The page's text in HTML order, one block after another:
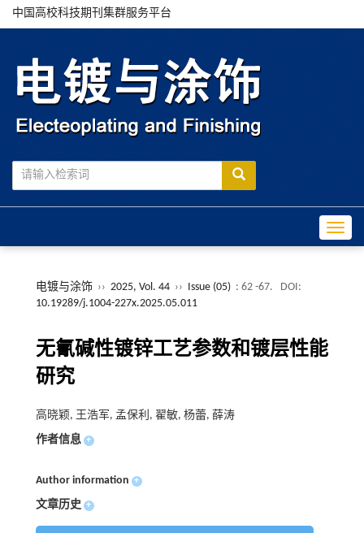
中国高校科技期刊集群服务平台
电镀与涂饰 ›› 2025, Vol. 44 ›› Issue (05) : 62 -67.
DOI:
10.19289/j.1004-227x.2025.05.011
无氰碱性镀锌工艺参数和镀层性能
研究
高晓颖, 王浩军, 孟保利, 翟敏, 杨蕾, 薛涛
作者信息 +
Author information +
文章历史 +